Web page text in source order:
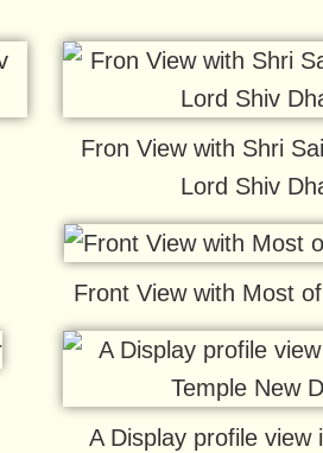
Fron View with Shri
Lord Shiv
Front View with Most
A Display profile view